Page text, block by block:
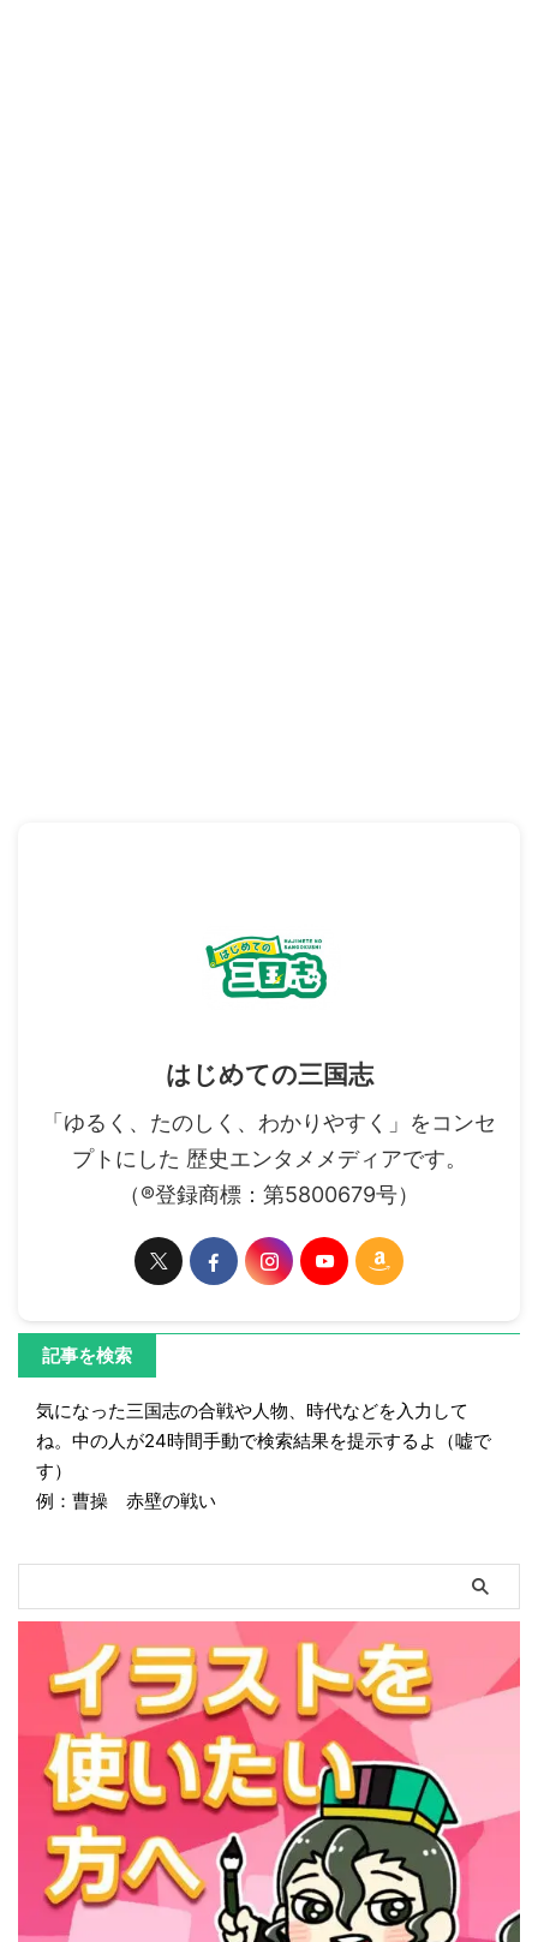
はじめての三国志
「ゆるく、たのしく、わかりやすく」をコンセ
プトにした 歴史エンタメメディアです。
（®登録商標：第5800679号）
記事を検索
気になった三国志の合戦や人物、時代などを入力して
ね。中の人が24時間手動で検索結果を提示するよ（嘘で
す）
例：曹操 赤壁の戦い